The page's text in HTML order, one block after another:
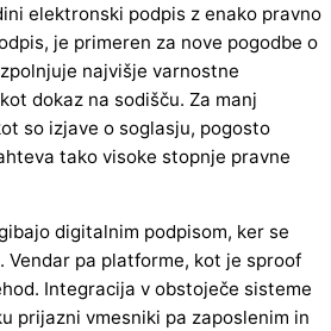
elektronski podpis z enako pravno
je primeren za nove pogodbe o
najvišje varnostne
dokaz na sodišču. Za manj
so izjave o soglasju, pogosto
tako visoke stopnje pravne
digitalnim podpisom, ker se
Vendar pa platforme, kot je sproof
Integracija v obstoječe sisteme
prijazni vmesniki pa zaposlenim in